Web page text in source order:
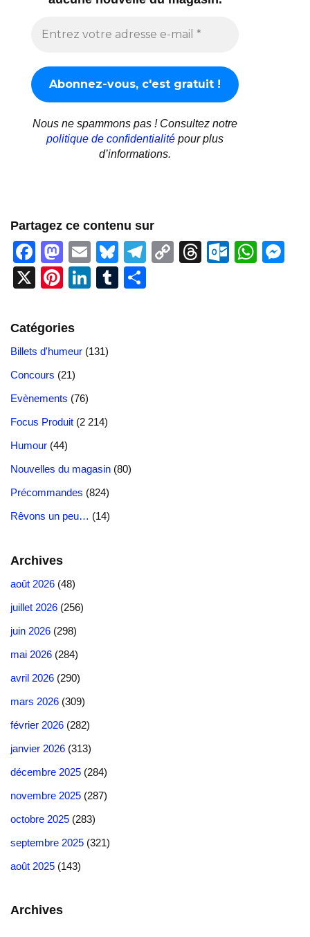
Nous ne spammons pas ! Consultez notre
politique de confidentialité pour plus
d’informations.
Partagez ce contenu sur
F
a
c
e
b
o
o
k
M
a
st
o
d
o
n
E
m
ail
Bl
u
e
T
C
T
O
W
X
Pi
er
e
st
Li
e
T
Catégories
Billets d'humeur (131)
Concours (21)
Evènements (76)
Focus Produit (2 214)
Humour (44)
Nouvelles du magasin (80)
Précommandes (824)
Rêvons un peu… (14)
Archives
août 2026 (48)
juillet 2026 (256)
juin 2026 (298)
mai 2026 (284)
avril 2026 (290)
mars 2026 (309)
février 2026 (282)
janvier 2026 (313)
décembre 2025 (284)
novembre 2025 (287)
octobre 2025 (283)
septembre 2025 (321)
août 2025 (143)
Archives